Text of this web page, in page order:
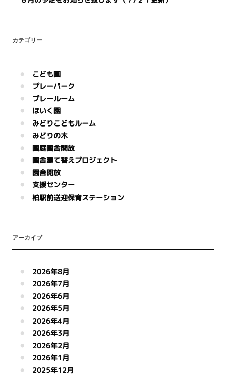
カテゴリー
こども園
プレーパーク
プレールーム
ほいく園
みどりこどもルーム
みどりの木
園庭園舎開放
園舎建て替えプロジェクト
園舎開放
支援センター
柏駅前送迎保育ステーション
アーカイブ
2026年8月
2026年7月
2026年6月
2026年5月
2026年4月
2026年3月
2026年2月
2026年1月
2025年12月